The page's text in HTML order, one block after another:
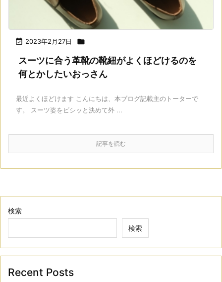
 2023年2月27日 
スーツに合う革靴の靴紐がよくほどけるのを
何とかしたいおっさん
最近よくほどけます こんにちは、本ブログ記載主のトーターで
す。 スーツ姿をビシッと決めて外 ...
記事を読む
検索
検索
Recent Posts